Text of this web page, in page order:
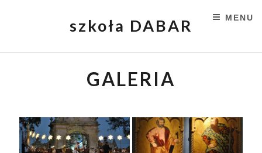
SKIP TO CONTENTszkoła DABAR MENU
GALERIA